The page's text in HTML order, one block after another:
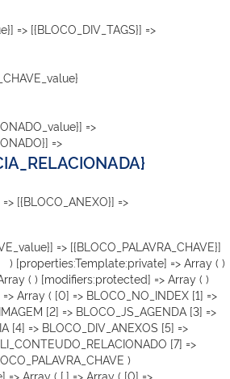
=> [{BLOCO_DIV_TAGS}] =>
=>
=>
[{BLOCO_ANEXO}] =>
=> [{BLOCO_PALAVRA_CHAVE}]
) [properties:Template:private] => Array ( )
( ) [modifiers:protected] => Array ( )
Array ( [0] => BLOCO_NO_INDEX [1] =>
[2] => BLOCO_JS_AGENDA [3] =>
[4] => BLOCO_DIV_ANEXOS [5] =>
[7] =>
)
Array ( [.] => Array ( [0] =>